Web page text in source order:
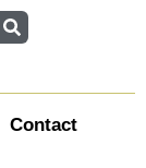
Contact